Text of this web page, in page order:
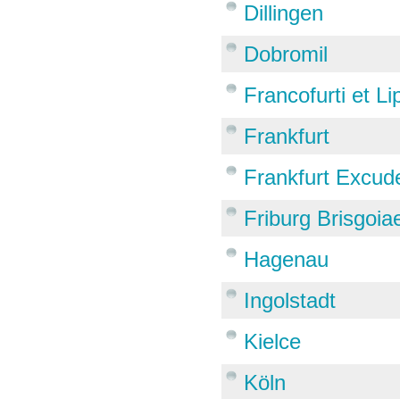
Dillingen
Dobromil
Francofurti et
Frankfurt
Frankfurt
Friburg
Hagenau
Ingolstadt
Kielce
Köln